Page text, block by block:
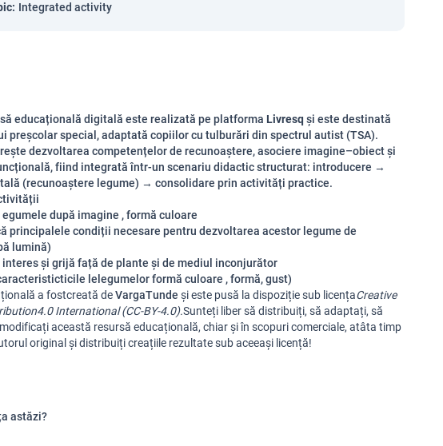
: Integrated activity
educațională digitală este realizată pe platforma Livresq și este destinată
preșcolar special, adaptată copiilor cu tulburări din spectrul autist (TSA).
dezvoltarea competențelor de recunoaștere, asociere imagine–obiect și
fiind integrată într-un scenariu didactic structurat: introducere →
(recunoaștere legume) → consolidare prin activități practice.
după imagine , formă culoare
principalele condiții necesare pentru dezvoltarea acestor legume de
lumină)
și grijă față de plante și de mediul inconjurător
lelegumelor formă culoare , formă, gust)
a fostcreată deVargaTunde șieste pusă la dispozițiesub licențaCreative
4.0 International (CC-BY-4.0).Sunteți libersă distribuiți, să adaptați, să
modificațiaceastă resursă educațională, chiarșiîn scopuricomerciale, atâta timp
original șidistribuițicreațiile rezultatesubaceeași licență!
astăzi?